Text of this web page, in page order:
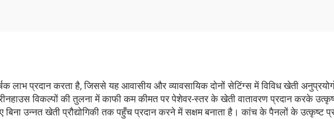
लाभ प्रदान करता है, जिससे यह आवासीय और व्यावसायिक दोनों सेटिंग्स में विविध खेती
विकल्पों की तुलना में काफी कम कीमत पर पेशेवर-स्तर के खेती वातावरण प्रदान करके
बिना उन्नत खेती प्रौद्योगिकी तक पहुँच प्रदान करने में सक्षम बनाता है। कांच के पैनलों के